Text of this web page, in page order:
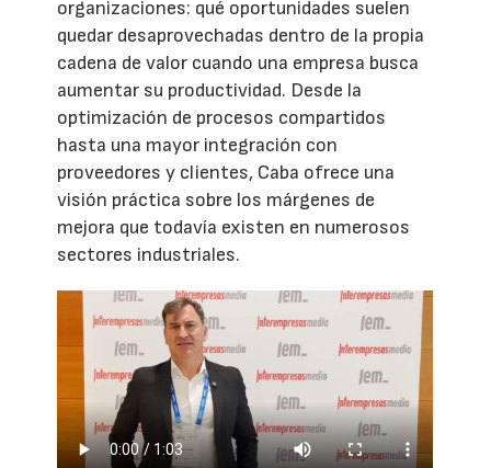
organizaciones: qué oportunidades suelen
quedar desaprovechadas dentro de la propia
cadena de valor cuando una empresa busca
aumentar su productividad. Desde la
optimización de procesos compartidos
hasta una mayor integración con
proveedores y clientes, Caba ofrece una
visión práctica sobre los márgenes de
mejora que todavía existen en numerosos
sectores industriales.